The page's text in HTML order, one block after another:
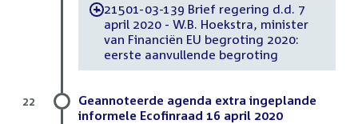
-21501-03-139 Brief regering d.d. 7
april 2020 - W.B. Hoekstra, minister
van Financiën EU begroting 2020:
eerste aanvullende begroting
Geannoteerde agenda extra ingeplande
informele Ecofinraad 16 april 2020
22